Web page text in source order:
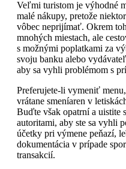
Veľmi turistom je výhodné
malé nákupy, pretože
vôbec neprijímať. Okrem
mnohých miestach, ale
s možnými poplatkami za
svoju banku alebo
aby sa vyhli problémom s
Preferujete-li vymeniť
vrátane smeníaren v
Buďte však opatrní a uistite
autoritami, aby ste sa vyhli
účetky pri výmene peňazí,
dokumentácia v prípade
transakcií.